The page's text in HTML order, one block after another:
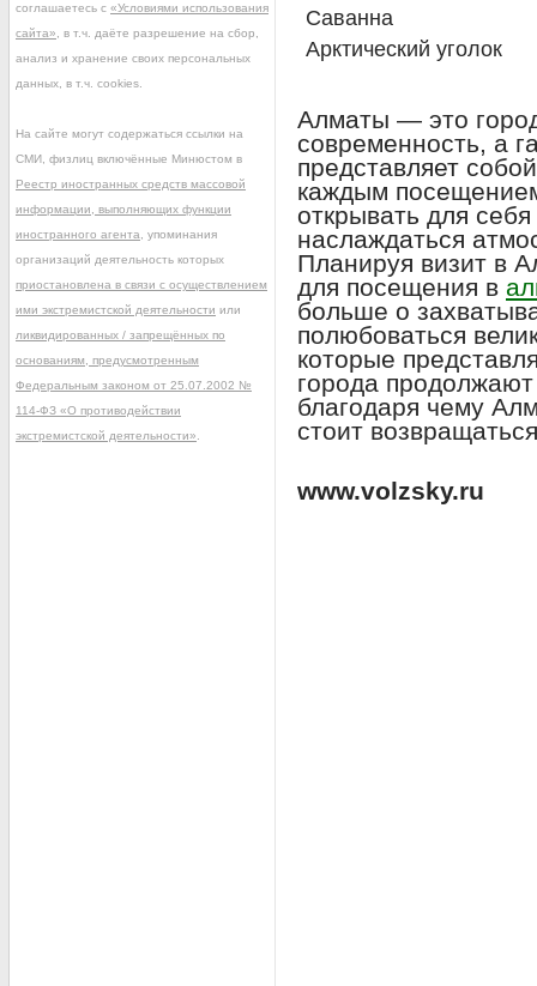
Саванна
Арктический уголок
Алматы — это
современность, а
представляет
каждым
открывать для
наслаждаться
Планируя визит в
для посещения в
больше о
полюбоваться
которые
города продолжают
благодаря чему
стоит
www.volzsky.ru
соглашаетесь с «Условиями использования
сайта» , в т.ч. даёте разрешение на сбор,
анализ и хранение своих персональных
данных, в т.ч. cookies.
На сайте могут содержаться ссылки на
СМИ, физлиц включённые Минюстом в
Реестр иностранных средств массовой
информации, выполняющих функции
иностранного агента , упоминания
организаций деятельность которых
приостановлена в связи с осуществлением
ими экстремистской деятельности или
ликвидированных / запрещённых по
основаниям, предусмотренным
Федеральным законом от 25.07.2002 №
114-ФЗ «О противодействии
экстремистской деятельности»